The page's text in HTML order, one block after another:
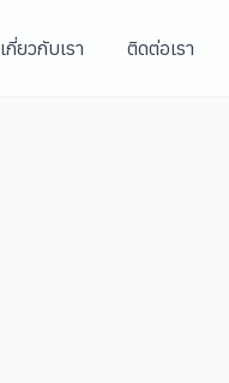
เกี่ยวกับเรา ติดต่อเรา